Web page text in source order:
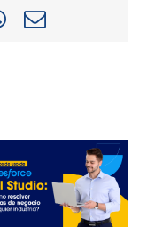
WhatsApp
Correo